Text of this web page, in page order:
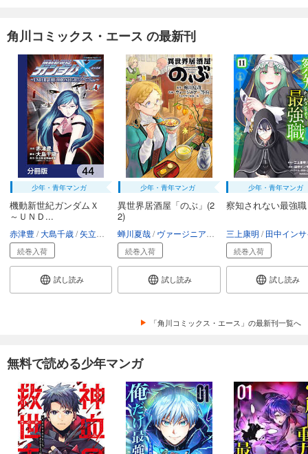
角川コミックス・エース の最新刊
少年・青年マンガ
機動新世紀ガンダムＸ
～ＵＮＤ...
赤津豊 大島千歳 矢立肇・富野由悠季
続巻入荷
試し読み
少年・青年マンガ
異世界居酒屋「のぶ」(2
2)
蝉川夏哉 ヴァージニア二等兵 転
続巻入荷
試し読み
少年・青年マンガ
察知されない最強
三上康明 田中インサイ
続巻入荷
試し読み
「角川コミックス・エース」の最新刊一覧へ
無料で読める少年マンガ